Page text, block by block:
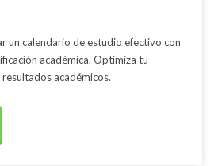
un calendario de estudio efectivo con
académica. Optimiza tu
académicos.